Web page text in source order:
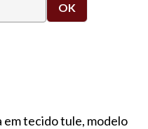
em tecido tule, modelo